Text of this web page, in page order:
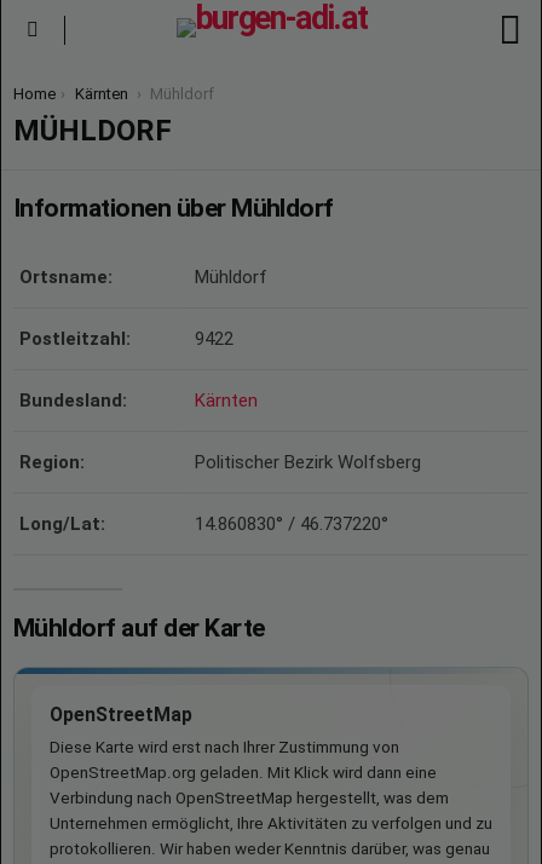
You are here:
Home Kärnten Mühldorf
MÜHLDORF
Informationen über Mühldorf
Ortsname: Mühldorf
Postleitzahl: 9422
Bundesland: Kärnten
Region: Politischer Bezirk Wolfsberg
Long/Lat: 14.860830° / 46.737220°
Mühldorf auf der Karte
OpenStreetMap
Diese Karte wird erst nach Ihrer Zustimmung von
OpenStreetMap.org geladen. Mit Klick wird dann eine
Verbindung nach OpenStreetMap hergestellt, was dem
Unternehmen ermöglicht, Ihre Aktivitäten zu verfolgen und zu
protokollieren. Wir haben weder Kenntnis darüber, was genau